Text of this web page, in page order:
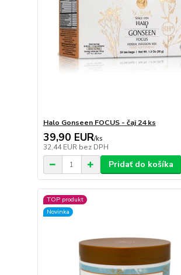
Halo Gonseen FOCUS - čaj 24 ks
39,90 EUR/ks
32,44 EUR bez DPH
Pridať do košíka
TOP produkt
Novinka